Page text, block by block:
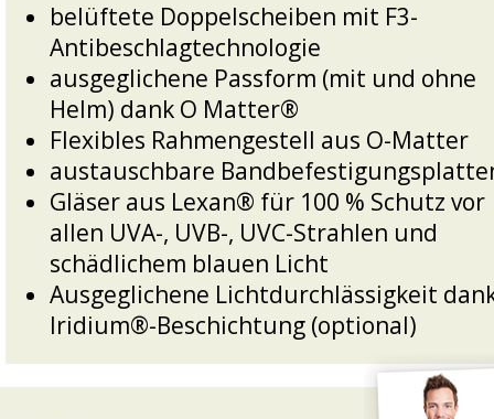
belüftete Doppelscheiben mit F3-
Antibeschlagtechnologie
ausgeglichene Passform (mit und ohne
Helm) dank O Matter®
Flexibles Rahmengestell aus O-Matter
austauschbare
Gläser aus Lexan® für 100 % Schutz vor
allen UVA-, UVB-, UVC-Strahlen und
schädlichem blauen Licht
Ausgeglichene Lichtdurchlässigkeit
Iridium®-Beschichtung (optional)